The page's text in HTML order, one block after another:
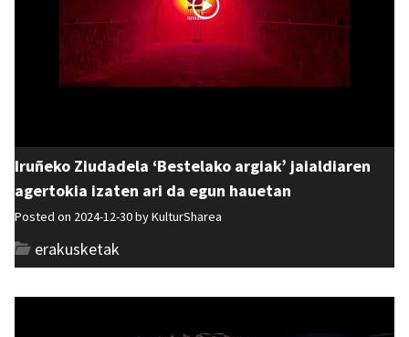
Iruñeko Ziudadela ‘Bestelako argiak’ jaialdiaren
agertokia izaten ari da egun hauetan
Posted on 2024-12-30 byKulturSharea
erakusketak